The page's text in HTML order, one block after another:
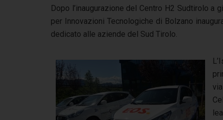
Dopo l’inaugurazione del Centro H2 Sudtirolo a
per Innovazioni Tecnologiche di Bolzano
dedicato alle aziende del Sud Tirolo.